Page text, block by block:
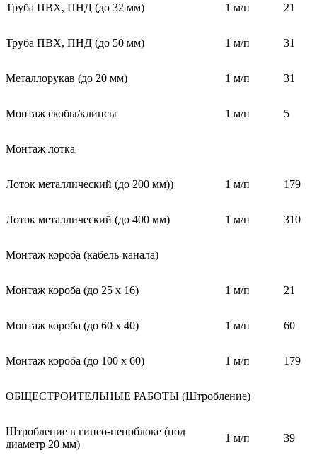
Труба ПВХ, ПНД (до 32 мм) 1 м/п 21
Труба ПВХ, ПНД (до 50 мм) 1 м/п 31
Металлорукав (до 20 мм) 1 м/п 31
Монтаж скобы/клипсы 1 м/п 5
Монтаж лотка
Лоток металлический (до 200 мм)) 1 м/п 179
Лоток металлический (до 400 мм) 1 м/п 310
Монтаж короба (кабель-канала)
Монтаж короба (до 25 х 16) 1 м/п 21
Монтаж короба (до 60 х 40) 1 м/п 60
Монтаж короба (до 100 х 60) 1 м/п 179
ОБЩЕСТРОИТЕЛЬНЫЕ РАБОТЫ (Штробление)
Штробление в гипсо-пеноблоке (под
диаметр 20 мм)
1 м/п 39